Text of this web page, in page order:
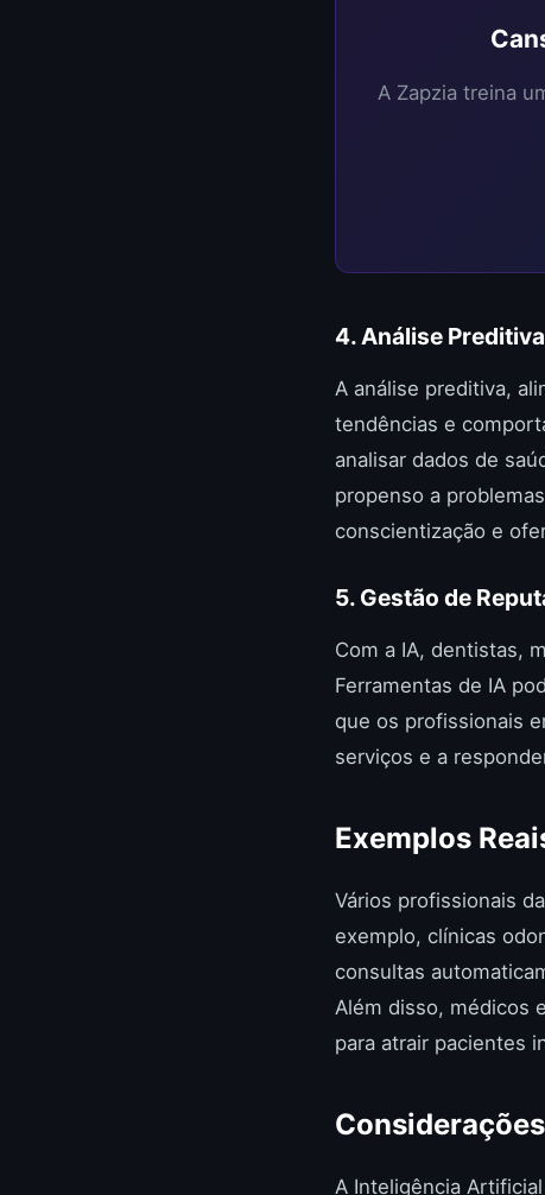
A Zapzia treina
4. Análise Preditiva
A análise preditiva,
tendências e
analisar dados de
propenso a
conscientização e
5. Gestão de
Com a IA, dentistas,
Ferramentas de IA
que os profissionais
serviços e a
Exemplos
Vários profissionais
exemplo, clínicas
consultas
Além disso, médicos
para atrair pacientes
A Inteligência